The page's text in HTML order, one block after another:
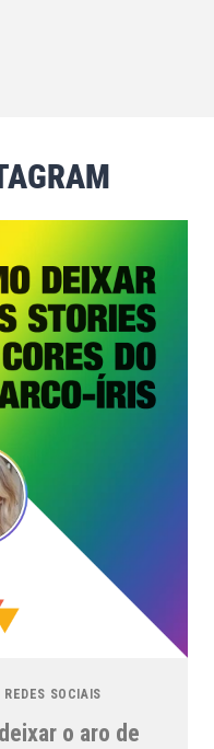
REDES SOCIAIS
o aro de